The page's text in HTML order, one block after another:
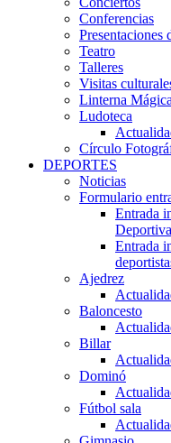
Conferencias
Presentaciones
Teatro
Talleres
Visitas
Linterna Mágica
Ludoteca
Círculo
DEPORTES
Noticias
Formulario
Entrada
Entrada
Ajedrez
Baloncesto
Billar
Dominó
Fútbol sala